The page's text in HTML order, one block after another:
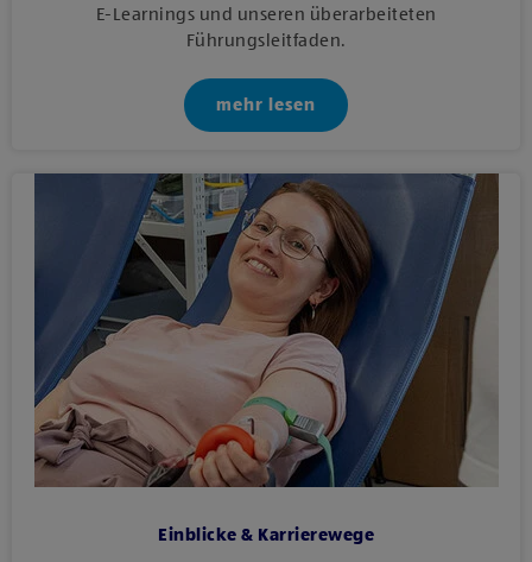
E‑Learnings und unseren überarbeiteten
Führungsleitfaden.
mehr lesen
Einblicke & Karrierewege